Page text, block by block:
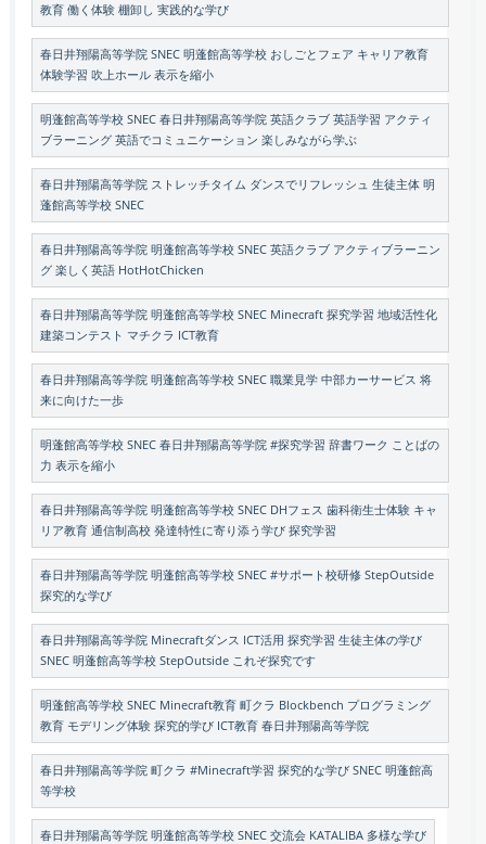
教育 働く体験 棚卸し 実践的な学び
春日井翔陽高等学院 SNEC 明蓬館高等学校 おしごとフェア キャリア教育
体験学習 吹上ホール 表示を縮小
明蓬館高等学校 SNEC 春日井翔陽高等学院 英語クラブ 英語学習 アクティ
ブラーニング 英語でコミュニケーション 楽しみながら学ぶ
春日井翔陽高等学院 ストレッチタイム ダンスでリフレッシュ 生徒主体 明
蓬館高等学校 SNEC
春日井翔陽高等学院 明蓬館高等学校 SNEC 英語クラブ アクティブラーニン
グ 楽しく英語 HotHotChicken
春日井翔陽高等学院 明蓬館高等学校 SNEC Minecraft 探究学習 地域活性化
建築コンテスト マチクラ ICT教育
春日井翔陽高等学院 明蓬館高等学校 SNEC 職業見学 中部カーサービス 将
来に向けた一歩
明蓬館高等学校 SNEC 春日井翔陽高等学院 #探究学習 辞書ワーク ことばの
力 表示を縮小
春日井翔陽高等学院 明蓬館高等学校 SNEC DHフェス 歯科衛生士体験 キャ
リア教育 通信制高校 発達特性に寄り添う学び 探究学習
春日井翔陽高等学院 明蓬館高等学校 SNEC #サポート校研修 StepOutside
探究的な学び
春日井翔陽高等学院 Minecraftダンス ICT活用 探究学習 生徒主体の学び
SNEC 明蓬館高等学校 StepOutside これぞ探究です
明蓬館高等学校 SNEC Minecraft教育 町クラ Blockbench プログラミング
教育 モデリング体験 探究的学び ICT教育 春日井翔陽高等学院
春日井翔陽高等学院 町クラ #Minecraft学習 探究的な学び SNEC 明蓬館高
等学校
春日井翔陽高等学院 明蓬館高等学校 SNEC 交流会 KATALIBA 多様な学び